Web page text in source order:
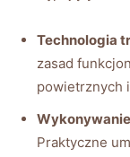
Technologia
zasad
powietrznych
Praktyczne